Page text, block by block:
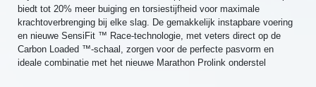
biedt tot 20% meer buiging en torsiestijfheid voor maximale
krachtoverbrenging bij elke slag. De gemakkelijk instapbare voering
en nieuwe SensiFit ™ Race-technologie, met veters direct op de
Carbon Loaded ™-schaal, zorgen voor de perfecte pasvorm en
ideale combinatie met het nieuwe Marathon Prolink onderstel